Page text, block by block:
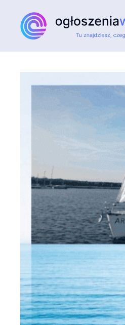
Przejdź do głównej treści